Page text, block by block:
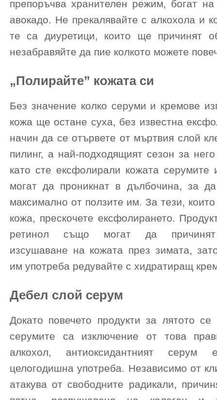
препоръчва хранителен режим, богат
авокадо. Не прекалявайте с алкохола и
те са диуретици, които ще причинят
незабравяйте да пие колкото можете
„Полирайте” кожата си
Без значение колко серуми и кремове
кожа ще остане суха, без известна
начин да се отървете от мъртвия слой
пилинг, а най-подходящият сезон за
като сте ексфолирали кожата серумите
могат да проникнат в дълбочина, за
максимално от ползите им. За тези,
кожа, прескочете ексфолирането.
ретинол също могат да причинят
изсушаване на кожата през зимата,
им употреба редувайте с хидратиращ
Дебел слой серум
Докато повечето продукти за лятото се
серумите са изключение от това
алкохол, антиоксидантният
целогодишна употреба. Независимо от
атакува от свободните радикали,